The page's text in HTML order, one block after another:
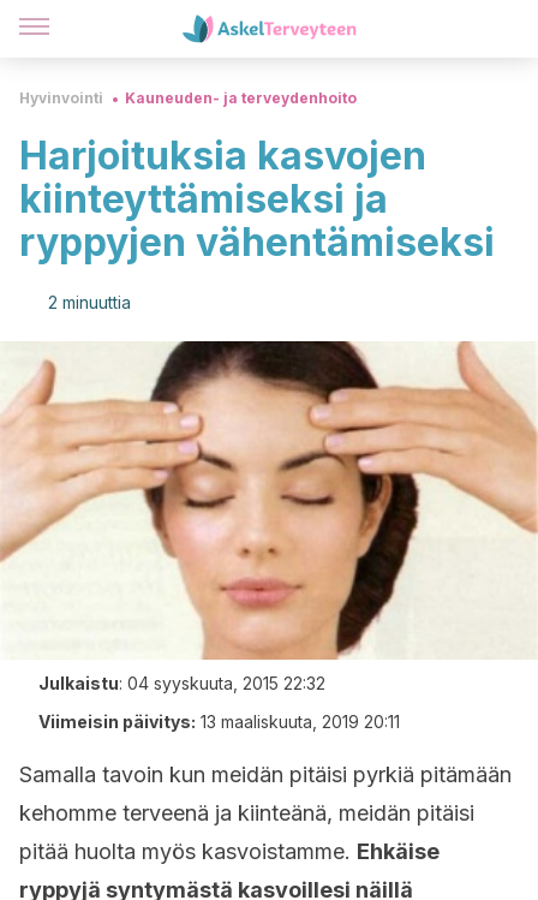
Hyvinvointi Kauneuden- ja terveydenhoito
Harjoituksia kasvojen
kiinteyttämiseksi ja
ryppyjen vähentämiseksi
2 minuuttia
Julkaistu: 04 syyskuuta, 2015 22:32
Viimeisin päivitys: 13 maaliskuuta, 2019 20:11
Samalla tavoin kun meidän pitäisi pyrkiä pitämään
kehomme terveenä ja kiinteänä, meidän pitäisi
pitää huolta myös kasvoistamme. Ehkäise
ryppyjä syntymästä kasvoillesi näillä